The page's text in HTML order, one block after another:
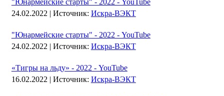
"Юнармейские старты" - 2022 - YouTube
24.02.2022 | Источник: Искра-ВЭКТ
"Юнармейские старты" - 2022 - YouTube
24.02.2022 | Источник: Искра-ВЭКТ
«Тигры на льду» - 2022 - YouTube
16.02.2022 | Источник: Искра-ВЭКТ